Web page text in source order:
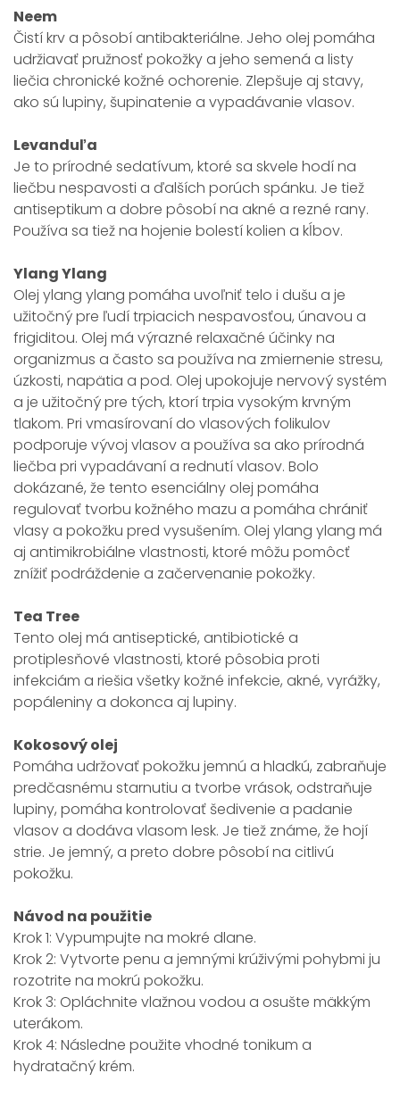
Neem
Čistí krv a pôsobí antibakteriálne. Jeho olej pomáha
udržiavať pružnosť pokožky a jeho semená a listy
liečia chronické kožné ochorenie. Zlepšuje aj stavy,
ako sú lupiny, šupinatenie a vypadávanie vlasov.
Levanduľa
Je to prírodné sedatívum, ktoré sa skvele hodí na
liečbu nespavosti a ďalších porúch spánku. Je tiež
antiseptikum a dobre pôsobí na akné a rezné rany.
Používa sa tiež na hojenie bolestí kolien a kĺbov.
Ylang Ylang
Olej ylang ylang pomáha uvoľniť telo i dušu a je
užitočný pre ľudí trpiacich nespavosťou, únavou a
frigiditou. Olej má výrazné relaxačné účinky na
organizmus a často sa používa na zmiernenie stresu,
úzkosti, napätia a pod. Olej upokojuje nervový systém
a je užitočný pre tých, ktorí trpia vysokým krvným
tlakom. Pri vmasírovaní do vlasových folikulov
podporuje vývoj vlasov a používa sa ako prírodná
liečba pri vypadávaní a rednutí vlasov. Bolo
dokázané, že tento esenciálny olej pomáha
regulovať tvorbu kožného mazu a pomáha chrániť
vlasy a pokožku pred vysušením. Olej ylang ylang má
aj antimikrobiálne vlastnosti, ktoré môžu pomôcť
znížiť podráždenie a začervenanie pokožky.
Tea Tree
Tento olej má antiseptické, antibiotické a
protiplesňové vlastnosti, ktoré pôsobia proti
infekciám a riešia všetky kožné infekcie, akné, vyrážky,
popáleniny a dokonca aj lupiny.
Kokosový olej
Pomáha udržovať pokožku jemnú a hladkú, zabraňuje
predčasnému starnutiu a tvorbe vrások, odstraňuje
lupiny, pomáha kontrolovať šedivenie a padanie
vlasov a dodáva vlasom lesk. Je tiež známe, že hojí
strie. Je jemný, a preto dobre pôsobí na citlivú
pokožku.
Návod na použitie
Krok 1: Vypumpujte na mokré dlane.
Krok 2: Vytvorte penu a jemnými krúživými pohybmi ju
rozotrite na mokrú pokožku.
Krok 3: Opláchnite vlažnou vodou a osušte mäkkým
uterákom.
Krok 4: Následne použite vhodné tonikum a
hydratačný krém.